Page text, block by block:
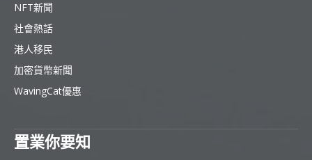
NFT新聞
社會熱話
港人移民
加密貨幣新聞
WavingCat優惠
置業你要知